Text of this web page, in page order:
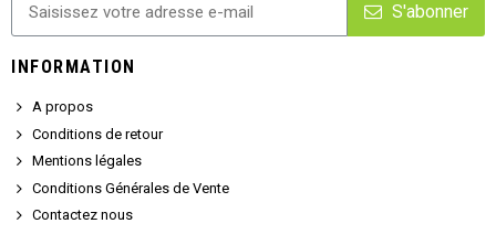
S'abonner
INFORMATION
A propos
Conditions de retour
Mentions légales
Conditions Générales de Vente
Contactez nous